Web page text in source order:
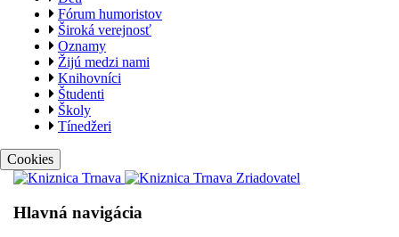
Fórum humoristov
Široká verejnosť
Oznamy
Žijú medzi nami
Knihovníci
Študenti
Školy
Tínedžeri
Cookies
Hlavná navigácia